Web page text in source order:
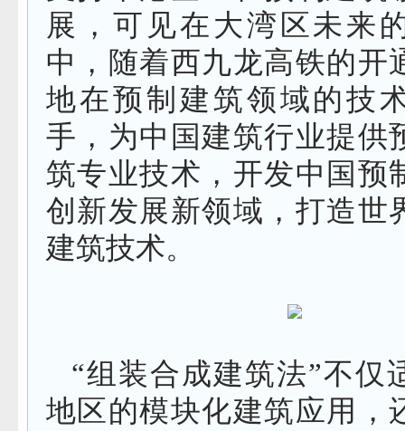
展，可见在大湾区未来
中，随着西九龙高铁的开
地在预制建筑领域的技
手，为中国建筑行业提供
筑专业技术，开发中国预
创新发展新领域，打造世
建筑技术。
“组装合成建筑法”不仅
地区的模块化建筑应用，